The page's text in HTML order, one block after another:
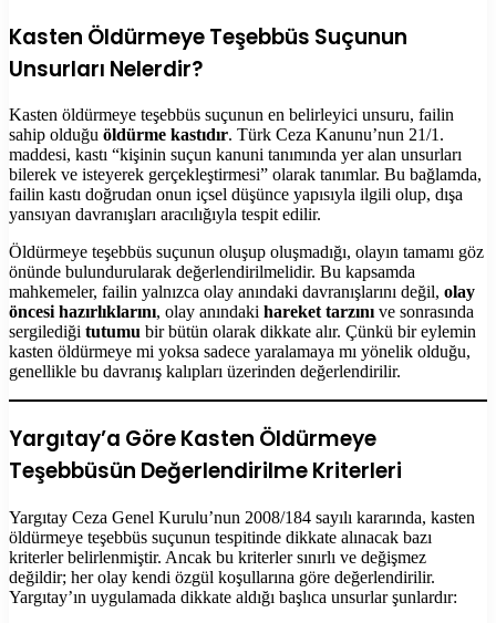
Kasten Öldürmeye Teşebbüs Suçunun
Unsurları Nelerdir?
Kasten öldürmeye teşebbüs suçunun en belirleyici unsuru, failin
sahip olduğu öldürme kastıdır. Türk Ceza Kanunu’nun 21/1.
maddesi, kastı “kişinin suçun kanuni tanımında yer alan unsurları
bilerek ve isteyerek gerçekleştirmesi” olarak tanımlar. Bu bağlamda,
failin kastı doğrudan onun içsel düşünce yapısıyla ilgili olup, dışa
yansıyan davranışları aracılığıyla tespit edilir.
Öldürmeye teşebbüs suçunun oluşup oluşmadığı, olayın tamamı göz
önünde bulundurularak değerlendirilmelidir. Bu kapsamda
mahkemeler, failin yalnızca olay anındaki davranışlarını değil, olay
öncesi hazırlıklarını, olay anındaki hareket tarzını ve sonrasında
sergilediği tutumu bir bütün olarak dikkate alır. Çünkü bir eylemin
kasten öldürmeye mi yoksa sadece yaralamaya mı yönelik olduğu,
genellikle bu davranış kalıpları üzerinden değerlendirilir.
Yargıtay’a Göre Kasten Öldürmeye
Teşebbüsün Değerlendirilme Kriterleri
Yargıtay Ceza Genel Kurulu’nun 2008/184 sayılı kararında, kasten
öldürmeye teşebbüs suçunun tespitinde dikkate alınacak bazı
kriterler belirlenmiştir. Ancak bu kriterler sınırlı ve değişmez
değildir; her olay kendi özgül koşullarına göre değerlendirilir.
Yargıtay’ın uygulamada dikkate aldığı başlıca unsurlar şunlardır: